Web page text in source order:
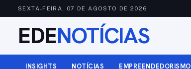
SEXTA-FEIRA, 07 DE AGOSTO DE 2026
EDENOTÍCIAS
INSIGHTS NOTÍCIAS EMPREENDEDORISMO